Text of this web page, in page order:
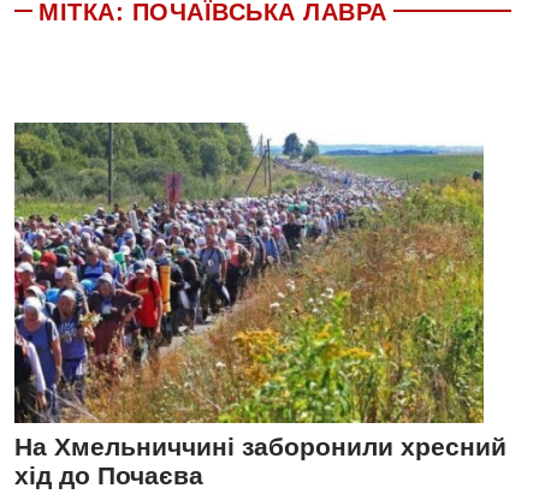
МІТКА: ПОЧАЇВСЬКА ЛАВРА
На Хмельниччині заборонили хресний
хід до Почаєва